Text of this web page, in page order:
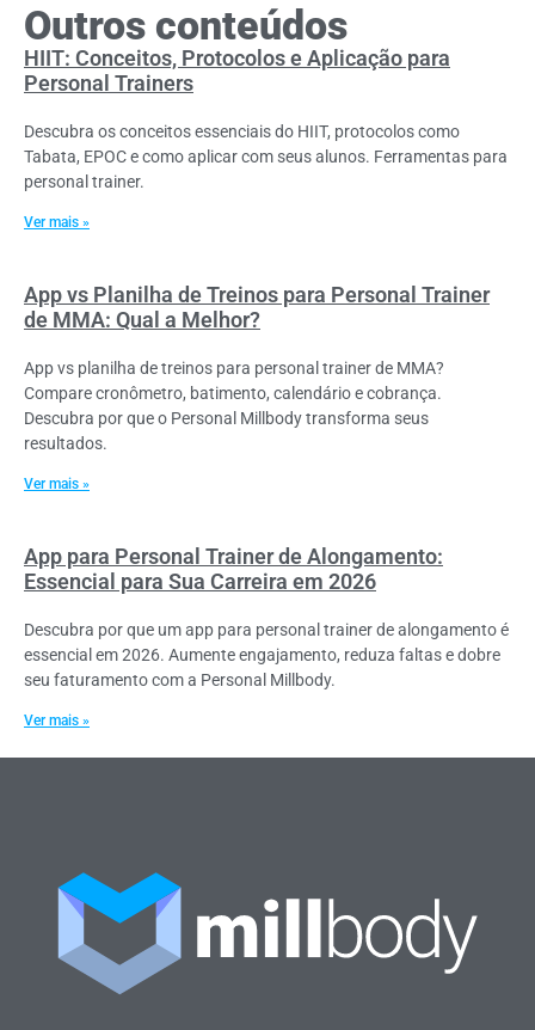
Outros conteúdos
HIIT: Conceitos, Protocolos e Aplicação para
Personal Trainers
Descubra os conceitos essenciais do HIIT, protocolos como
Tabata, EPOC e como aplicar com seus alunos. Ferramentas para
personal trainer.
Ver mais »
App vs Planilha de Treinos para Personal Trainer
de MMA: Qual a Melhor?
App vs planilha de treinos para personal trainer de MMA?
Compare cronômetro, batimento, calendário e cobrança.
Descubra por que o Personal Millbody transforma seus
resultados.
Ver mais »
App para Personal Trainer de Alongamento:
Essencial para Sua Carreira em 2026
Descubra por que um app para personal trainer de alongamento é
essencial em 2026. Aumente engajamento, reduza faltas e dobre
seu faturamento com a Personal Millbody.
Ver mais »